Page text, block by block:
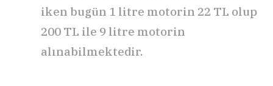
iken bugün 1 litre motorin 22 TL olup
200 TL ile 9 litre motorin
alınabilmektedir.